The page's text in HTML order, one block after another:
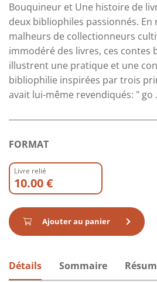
Bouquineur et Une histoire de
deux bibliophiles passionnés.
malheurs de collectionneurs
immodéré des livres, ces contes
illustrent une pratique et une
bibliophilie inspirées par trois
avait lui-même revendiqués: " go
FORMAT
Livre relié
10.00 €
Ajouter au panier
Détails Sommaire